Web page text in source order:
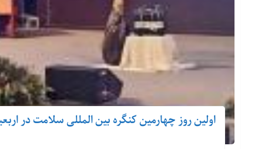
اولین روز چهارمین کنگره بین المللی سلامت در